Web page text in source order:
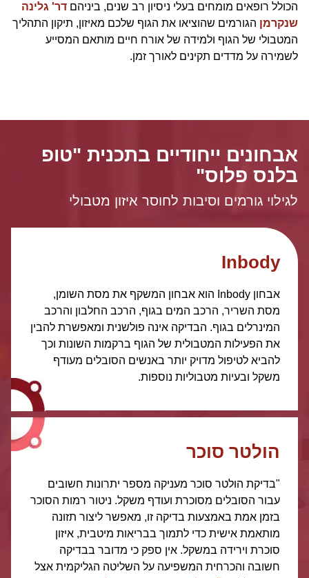
הכולל רופאים מומחים בעלי ניסיון רב שנים, ביניהם דר' גלינה
שנקרמן הגורמים שהוציאו את הגוף שלכם מאיזון, תיקון התהליך
המטבולי של הגוף ולמידה של אורח חיים מותאם המסייע
לשמירה על מדדים תקינים לאורך זמן.
אבחונים ייחודיים בתכנית "טופ
בלנס פלוס"
לגילוי גורמים וסיבות לחוסר איזון מטבולי
Inbody
אבחון Inbody הוא אבחון המשקף את מסת השומן,
מסת השריר, הרכב המים בגוף, הרכב החלבון והרכב
המינרלים בגוף. הבדיקה אינה פולשנית ומאפשרת להבין
את הפעילות המטבולית של הגוף ברקמות השונות וכך
להביא לטיפול מדויק יותר באנשים הסובלים מעודף
משקל ובעיות מטבוליות נוספות.
הולטר סוכר
"בדיקת הולטר סוכר מעניקה מספר יתרונות חשובים
עבור הסובלים מסוכרת ועודף משקל. ניטור רמות הסוכר
בזמן אמת באמצעות בדיקה זו, מאפשר ליצור תזונה
מותאמת אישית כדי לתמוך בבריאות מיטבית, איזון
סוכרת וירידה במשקל. אין ספק כי מדובר בבדיקה
חשובה והכרחית המשפיעה על השליטה הגליקמית אצל